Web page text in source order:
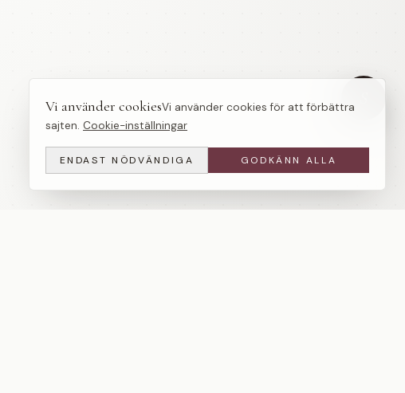
Vi använder cookiesVi använder cookies för att förbättra
sajten. Cookie-inställningar
ENDAST NÖDVÄNDIGA GODKÄNN ALLA